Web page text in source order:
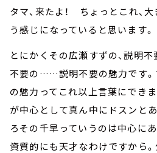
タマ、来たよ！ ちょっとこれ、
う感じになっていると思います。
とにかくその広瀬すずの、説明
不要の……説明不要の魅力です。
の魅力ってこれ以上言葉にでき
が中心として真ん中にドスンと
ろその千早っていうのは中心にあ
資質的にも天才なわけですから